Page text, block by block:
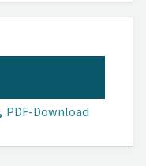
PDF-Download